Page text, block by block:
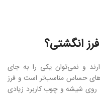
انگشتی؟
و نمی‌توان یکی را به جای
حساس مناسب‌تر است و فرز
روی شیشه و چوب کاربرد زیادی